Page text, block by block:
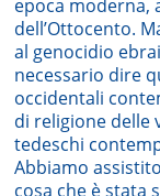
epoca moderna,
dell’Ottocento.
al genocidio
necessario dire
occidentali
di religione delle
tedeschi
Abbiamo
cosa che è stata